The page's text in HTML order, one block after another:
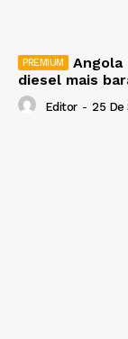
Angola
diesel mais
Editor - 25 De